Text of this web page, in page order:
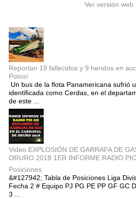
Ver versión web
Reportan 19 fallecidos y 9 heridos en
Potosí
Un bus de la flota Panamericana sufrió
identificada como Cerdas, en el
de este ...
Video EXPLOSIÓN DE GARRAFA DE
ORURO 2018 1ER INFORME RADIO
Posiciones
&#127942; Tabla de Posiciones Liga
Fecha 2 # Equipo PJ PG PE PP GF GC
3 ...